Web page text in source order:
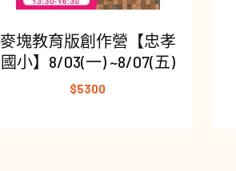
麥塊教育版創作營【忠孝
國小】8/03(一) ~8/07(五)
$5300